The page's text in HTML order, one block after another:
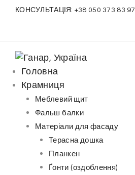
КОНСУЛЬТАЦІЯ: +38 050 373 83 97
Головна
Крамниця
Меблевий щит
Фальш балки
Матеріали для фасаду
Терасна дошка
Планкен
Ґонти (оздоблення)